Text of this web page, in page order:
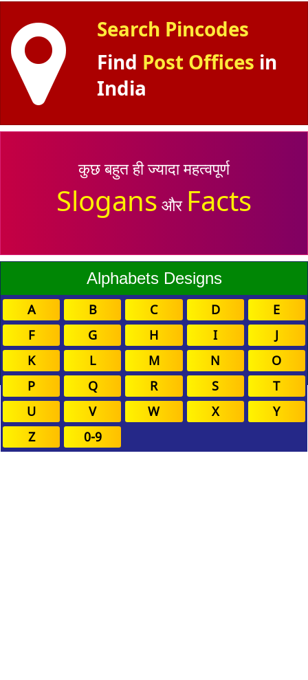
Search Pincodes
Find Post Offices in
India
कुछ बहुत ही ज्यादा महत्वपूर्ण
Slogans और Facts
Alphabets Designs
A B C D
E
F
G H I
J
K
L M N
O
P
Q R S
T
U
V W X
Y
Z
0-9